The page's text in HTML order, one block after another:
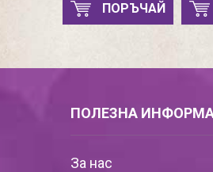
ПОРЪЧАЙ
ПОЛЕЗНА
За нас